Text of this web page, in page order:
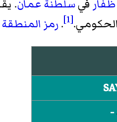
ظفار فيسلطنة عمان
الحكومي.[1]
. رمز المنطقة
-